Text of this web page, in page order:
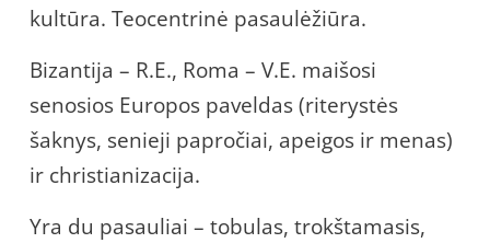
kultūra. Teocentrinė pasaulėžiūra.
Bizantija – R.E., Roma – V.E. maišosi
senosios Europos paveldas (riterystės
šaknys, senieji papročiai, apeigos ir menas)
ir christianizacija.
Yra du pasauliai – tobulas, trokštamasis,